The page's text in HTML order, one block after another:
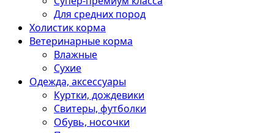
Для средних пород
Холистик корма
Ветеринарные корма
Влажные
Сухие
Одежда, аксессуары
Куртки, дождевики
Свитеры, футболки
Обувь, носочки